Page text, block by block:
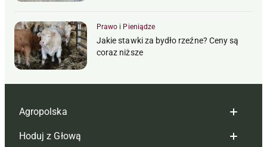
Prawo i Pieniądze
Jakie stawki za bydło rzeźne? Ceny są
coraz niższe
Agropolska
Redakcja
Hoduj z Głową